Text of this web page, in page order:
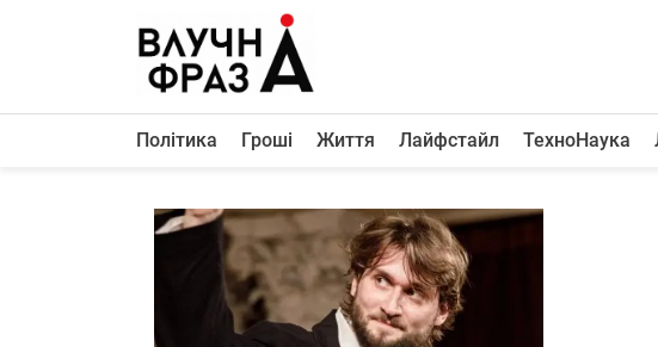
Політика
Життя
Лайфстайл
ТехноНаука
Політика Гроші Життя Лайфстайл ТехноНаука